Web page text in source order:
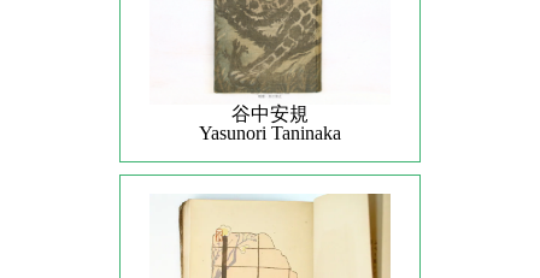
谷中安規
Yasunori Taninaka